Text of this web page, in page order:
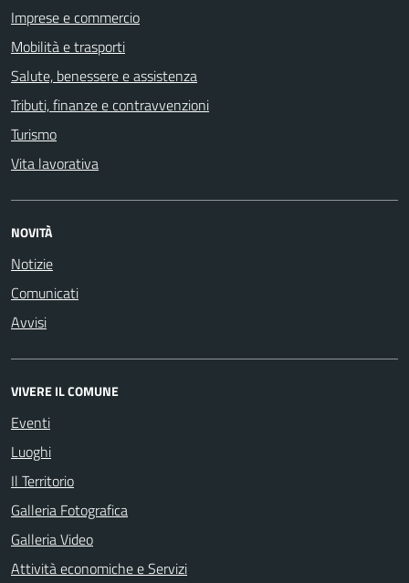
Imprese e commercio
Mobilità e trasporti
Salute, benessere e assistenza
Tributi, finanze e contravvenzioni
Turismo
Vita lavorativa
NOVITÀ
Notizie
Comunicati
Avvisi
VIVERE IL COMUNE
Eventi
Luoghi
Il Territorio
Galleria Fotografica
Galleria Video
Attività economiche e Servizi